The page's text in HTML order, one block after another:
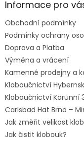
aInformace pro
Obchodní podmínky
Podmínky ochrany
Doprava a Platba
Výměna a vrácení
Kamenné prodejny a
Kloboučnictví
Kloboučnictví Korunní
Carlsbad Hat Brno –
Jak změřit velikost
Jak čistit klobouk?